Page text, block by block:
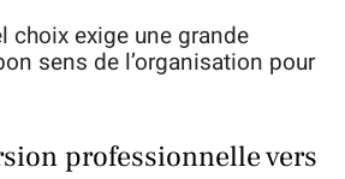
choix exige une grande
sens de l’organisation pour
professionnelle vers